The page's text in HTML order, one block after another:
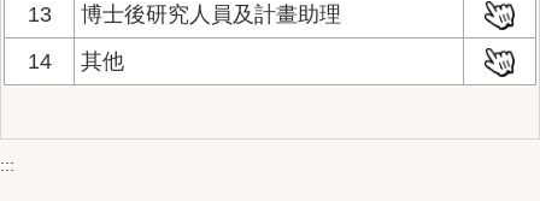
13
博士後研究人員及計畫助理
14
其他
:::